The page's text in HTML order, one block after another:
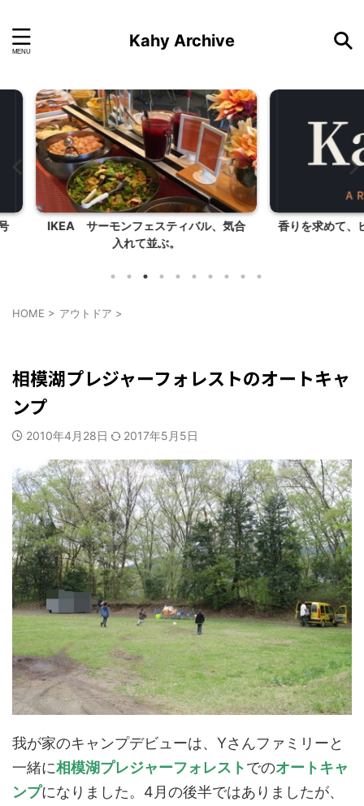
Kahy Archive
、気合
香りを求めて、ビューティーアポセカリ
HOME > アウトドア >
相模湖プレジャーフォレストのオートキャ
ンプ
2010年4月28日 2017年5月5日
我が家のキャンプデビューは、Yさんファミリーと
一緒に相模湖プレジャーフォレストでのオートキャ
ンプになりました。4月の後半ではありましたが、